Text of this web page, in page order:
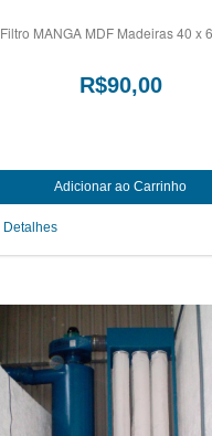
Filtro MANGA MDF Madeiras 40 x
R$90,00
Detalhes